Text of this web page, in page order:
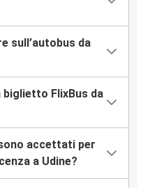
sull’autobus da
FlixBus da
accettati per
a Udine?